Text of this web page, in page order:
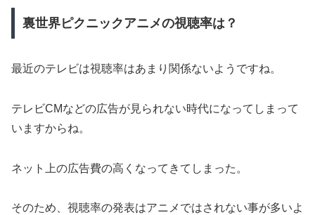
裏世界ピクニックアニメの視聴率は？
最近のテレビは視聴率はあまり関係ないようですね。
テレビCMなどの広告が見られない時代になってしまって
いますからね。
ネット上の広告費の高くなってきてしまった。
そのため、視聴率の発表はアニメではされない事が多いよ